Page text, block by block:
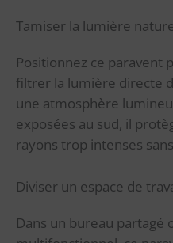
Tamiser la lumière
Positionnez ce paravent
filtrer la lumière directe
une atmosphère
exposées au sud, il
rayons trop intenses
Diviser un espace de
Dans un bureau partagé